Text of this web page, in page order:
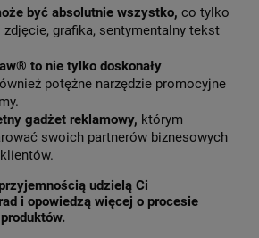
być absolutnie wszystko, co tylko
grafika, sentymentalny tekst
to nie tylko doskonały
potężne narzędzie promocyjne
gadżet reklamowy, którym
swoich partnerów biznesowych
udzielą Ci
i opowiedzą więcej o procesie